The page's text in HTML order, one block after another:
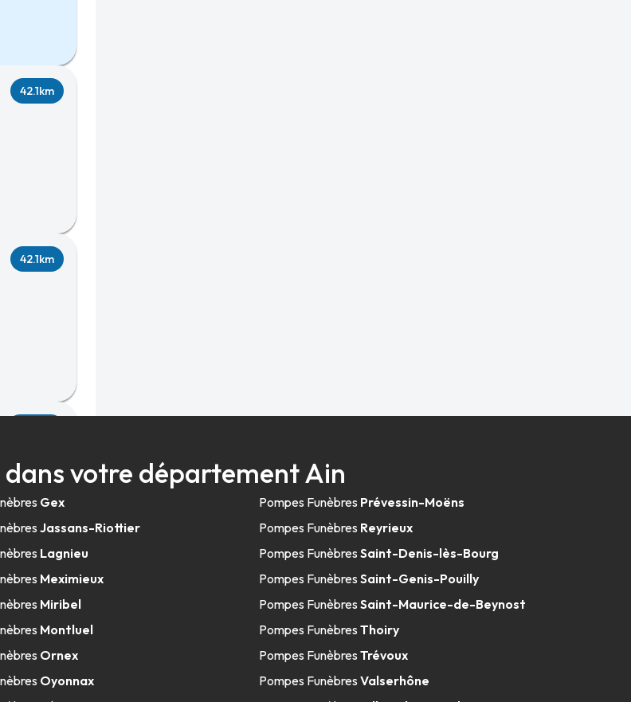
42.1km
42.1km
dans votre département Ain
Gex
Jassans-Riottier
Lagnieu
Meximieux
Miribel
Montluel
Ornex
Oyonnax
Pompes Funèbres Prévessin-Moëns
Pompes Funèbres Reyrieux
Pompes FunèbresSaint-Denis-lès-Bourg
Pompes FunèbresSaint-Genis-Pouilly
Pompes FunèbresSaint-Maurice-de-Beynost
Pompes FunèbresThoiry
Pompes FunèbresTrévoux
Pompes FunèbresValserhône